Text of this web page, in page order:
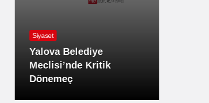
Yalova Belediye
Meclisi’nde Kritik
Dönemeç